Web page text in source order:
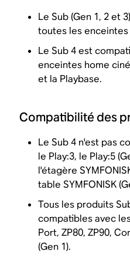
Le Sub (Gen 1, 2 et
toutes les enceintes
Le Sub 4 est
enceintes home
et la Playbase.
Compatibilité des
Le Sub 4 n'est pas
le Play:3, le Play:5
l'étagère
table SYMFONISK
Tous les produits
compatibles avec
Port, ZP80, ZP90,
(Gen 1).